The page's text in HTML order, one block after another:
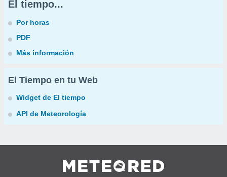
El tiempo...
Por horas
PDF
Más información
El Tiempo en tu Web
Widget de El tiempo
API de Meteorología